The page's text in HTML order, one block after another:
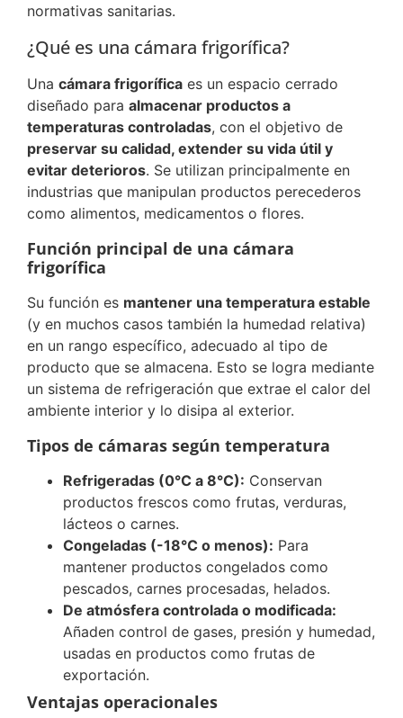
normativas sanitarias.
¿Qué es una cámara frigorífica?
Una cámara frigorífica es un espacio cerrado
diseñado para almacenar productos a
temperaturas controladas, con el objetivo de
preservar su calidad, extender su vida útil y
evitar deterioros. Se utilizan principalmente en
industrias que manipulan productos perecederos
como alimentos, medicamentos o flores.
Función principal de una cámara
frigorífica
Su función es mantener una temperatura estable
(y en muchos casos también la humedad relativa)
en un rango específico, adecuado al tipo de
producto que se almacena. Esto se logra mediante
un sistema de refrigeración que extrae el calor del
ambiente interior y lo disipa al exterior.
Tipos de cámaras según temperatura
Refrigeradas (0°C a 8°C): Conservan
productos frescos como frutas, verduras,
lácteos o carnes.
Congeladas (-18°C o menos): Para
mantener productos congelados como
pescados, carnes procesadas, helados.
De atmósfera controlada o modificada:
Añaden control de gases, presión y humedad,
usadas en productos como frutas de
exportación.
Ventajas operacionales